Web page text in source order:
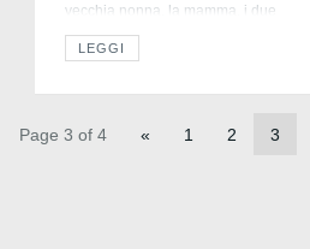
vecchia nonna, la mamma, i due
gemelli, Maria, la sorella maggiore, il
parroco, un giovane dottore e persino i
maestro […]
LEGGI
Page 3 of 4 « 1 2 3